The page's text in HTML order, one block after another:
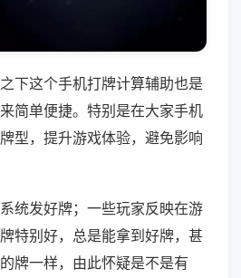
下这个手机打牌计算辅助也是
简单便捷。特别是在大家手机
型，提升游戏体验，避免影响
统发好牌；一些玩家反映在游
特别好，总是能拿到好牌，甚
牌一样，由此怀疑是不是有